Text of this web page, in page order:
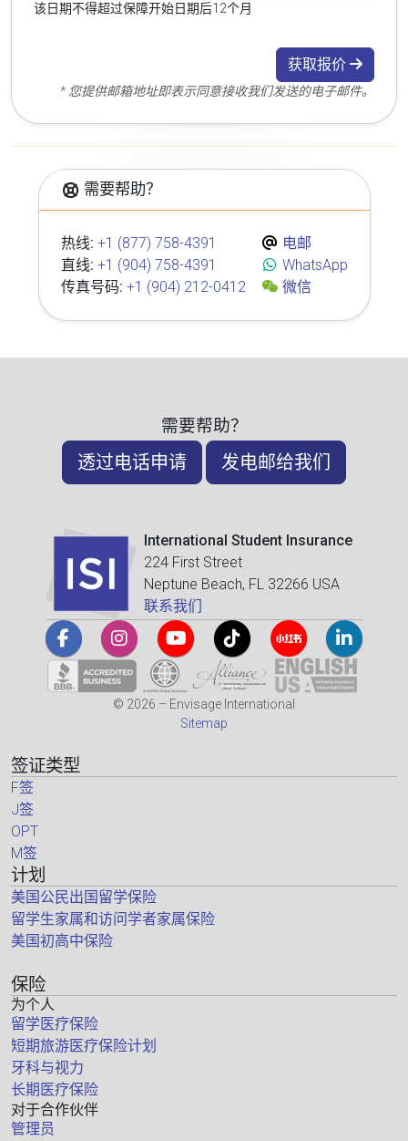
该日期不得超过保障开始日期后12个月
获取报价
* 您提供邮箱地址即表示同意接收我们发送的电子邮件。
需要帮助？
热线: +1 (877) 758-4391
直线: +1 (904) 758-4391
传真号码: +1 (904) 212-0412
电邮
WhatsApp
微信
需要帮助？
透过电话申请 发电邮给我们
International Student Insurance
224 First Street
Neptune Beach, FL 32266 USA
联系我们
© 2026 – Envisage International
Sitemap
签证类型
F签
J签
OPT
M签
计划
美国公民出国留学保险
留学生家属和访问学者家属保险
美国初高中保险
保险
为个人
留学医疗保险
短期旅游医疗保险计划
牙科与视力
长期医疗保险
对于合作伙伴
管理员